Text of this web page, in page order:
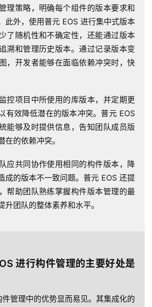
理策略，明确每个组件的版本要求和
此外，使用普元 EOS 进行集中式版本
了随机性和不确定性，还能通过版本
溯和管理历史版本。通过记录版本变
，开发者能够在面临依赖冲突时，快
控项目中所使用的库版本，并定期更
有效降低潜在的版本冲突。普元 EOS
能够及时提供信息，告知团队成员版
在的依赖冲突。
应共同协作使用相同的构件版本，降
成的版本不一致问题。普元 EOS 还提
帮助团队熟练掌握构件版本管理的最
升团队的整体素养和水平。
进行构件管理的主要好处是
管理中的优势显而易见。其集成化的